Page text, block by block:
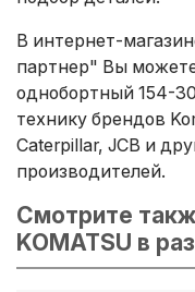
В интернет-
партнер" Вы
однобортный 154-
технику брендов
Caterpillar, JCB и
производителей.
Смотрите
KOMATSU в